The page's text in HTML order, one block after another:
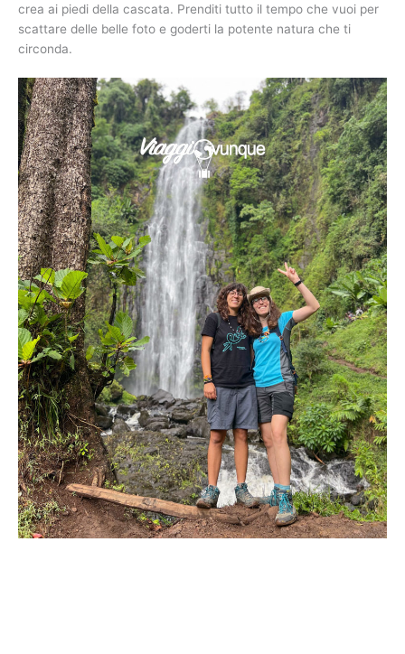
crea ai piedi della cascata. Prenditi tutto il tempo che vuoi per
scattare delle belle foto e goderti la potente natura che ti
circonda.